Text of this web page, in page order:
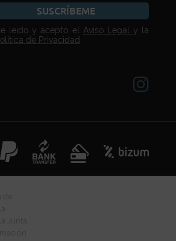
SUSCRÍBEME
leído y acepto el Aviso Legal y la
de Privacidad